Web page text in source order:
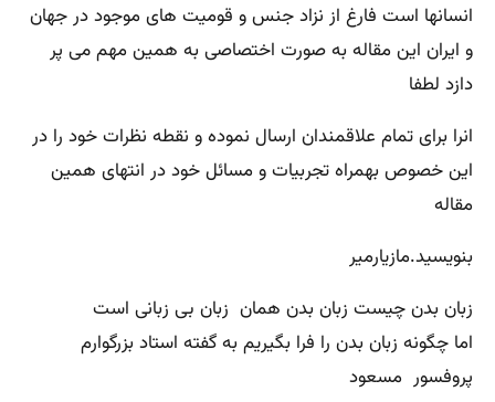
انسانها است فارغ از نزاد جنس و قومیت های موجود در جهان
و ایران این مقاله به صورت اختصاصی به همین مهم می پر
دازد لطفا
انرا برای تمام علاقمندان ارسال نموده و نقطه نظرات خود را در
این خصوص بهمراه تجربیات و مسائل خود در انتهای همین
مقاله
بنویسید.مازیارمیر
زبان بدن چیست زبان بدن همان زبان بی زبانی است
اما چگونه زبان بدن را فرا بگیریم به گفته استاد بزرگوارم
پروفسور مسعود